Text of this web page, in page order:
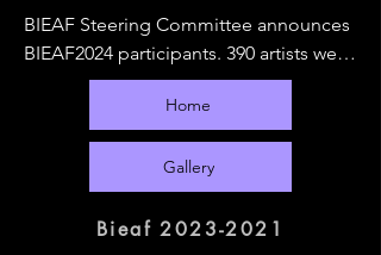
BIEAF Steering Committee announces
BIEAF2024 participants. 390 artists were
selected from 65 countries.
The online exhibition will run from
September 10, 2024 to February 28,
2025. During this period, offline
exhibitions will be held at various
galleries in Busan.
Home
Gallery
Bieaf 2023-2021